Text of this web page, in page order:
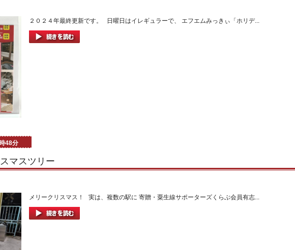
２０２４年最終更新です。 日曜日はイレギュラーで、 エフエムみっきぃ「ホリデ...
48分
マスツリー
メリークリスマス！ 実は、複数の駅に 寄贈・粟生線サポーターズくらぶ会員有志...